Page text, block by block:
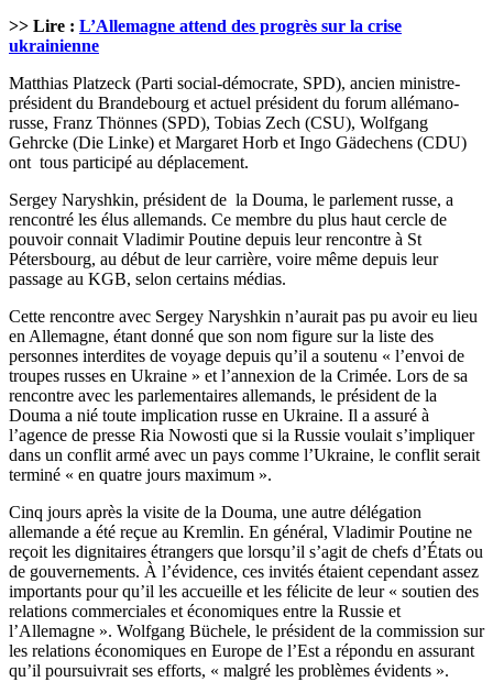
>> Lire : L’Allemagne attend des progrès sur la crise
ukrainienne
Matthias Platzeck (Parti social-démocrate, SPD), ancien ministre-
président du Brandebourg et actuel président du forum allémano-
russe, Franz Thönnes (SPD), Tobias Zech (CSU), Wolfgang
Gehrcke (Die Linke) et Margaret Horb et Ingo Gädechens (CDU)
ont tous participé au déplacement.
Sergey Naryshkin, président de la Douma, le parlement russe, a
rencontré les élus allemands. Ce membre du plus haut cercle de
pouvoir connait Vladimir Poutine depuis leur rencontre à St
Pétersbourg, au début de leur carrière, voire même depuis leur
passage au KGB, selon certains médias.
Cette rencontre avec Sergey Naryshkin n’aurait pas pu avoir eu lieu
en Allemagne, étant donné que son nom figure sur la liste des
personnes interdites de voyage depuis qu’il a soutenu « l’envoi de
troupes russes en Ukraine » et l’annexion de la Crimée. Lors de sa
rencontre avec les parlementaires allemands, le président de la
Douma a nié toute implication russe en Ukraine. Il a assuré à
l’agence de presse Ria Nowosti que si la Russie voulait s’impliquer
dans un conflit armé avec un pays comme l’Ukraine, le conflit serait
terminé « en quatre jours maximum ».
Cinq jours après la visite de la Douma, une autre délégation
allemande a été reçue au Kremlin. En général, Vladimir Poutine ne
reçoit les dignitaires étrangers que lorsqu’il s’agit de chefs d’États ou
de gouvernements. À l’évidence, ces invités étaient cependant assez
importants pour qu’il les accueille et les félicite de leur « soutien des
relations commerciales et économiques entre la Russie et
l’Allemagne ». Wolfgang Büchele, le président de la commission sur
les relations économiques en Europe de l’Est a répondu en assurant
qu’il poursuivrait ses efforts, « malgré les problèmes évidents ».